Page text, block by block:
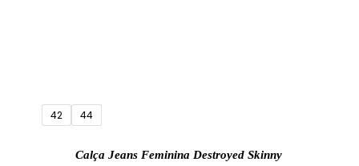
42 44
Calça Jeans Feminina Destroyed Skinny